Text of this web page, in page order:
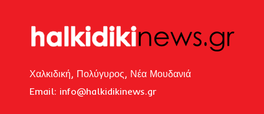
Χαλκιδική, Πολύγυρος, Νέα Μουδανιά
Email: info@halkidikinews.gr